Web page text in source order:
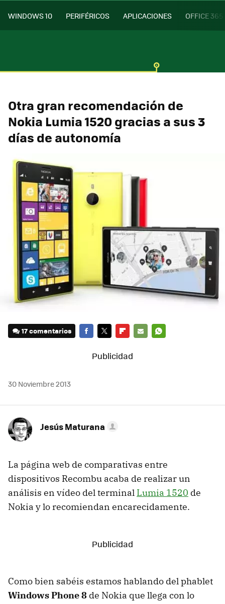
WINDOWS 10 PERIFÉRICOS APLICACIONES OFFICE 365
Otra gran recomendación de
Nokia Lumia 1520 gracias a sus 3
días de autonomía
17 comentarios
30 Noviembre 2013
Jesús Maturana
La página web de comparativas entre
dispositivos Recombu acaba de realizar un
análisis en vídeo del terminal Lumia 1520 de
Nokia y lo recomiendan encarecidamente.
Como bien sabéis estamos hablando del phablet
Windows Phone 8 de Nokia que llega con lo